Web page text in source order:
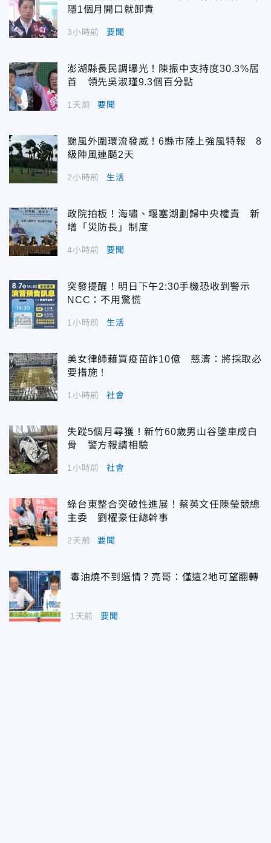
隱1個月開口就卸責
3小時前 要聞
澎湖縣長民調曝光！陳振中支持度30.3%居
首 領先吳淑瑾9.3個百分點
1天前 要聞
颱風外圍環流發威！6縣市陸上強風特報 8
級陣風連颳2天
2小時前 生活
政院拍板！海嘯、堰塞湖劃歸中央權責 新
增「災防長」制度
4小時前 要聞
突發提醒！明日下午2:30手機恐收到警示
NCC：不用驚慌
1小時前 生活
美女律師藉買疫苗詐10億 慈濟：將採取必
要措施！
1小時前 社會
失蹤5個月尋獲！新竹60歲男山谷墜車成白
骨 警方報請相驗
1小時前 社會
綠台東整合突破性進展！蔡英文任陳瑩競總
主委 劉櫂豪任總幹事
2天前 要聞
毒油燒不到選情？亮哥：僅這2地可望翻轉
1天前 要聞